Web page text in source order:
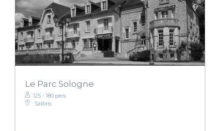
Le Parc Sologne
125 - 180 pers.
Salbris